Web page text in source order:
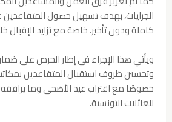
الجرايات، بهدف تسهيل حصول
كاملة ودون تأخير، خاصة مع تزايد الإقبال
ويأتي هذا الإجراء في إطار الحرص على
وتحسين ظروف استقبال المتقاعدين بمكاتب
خصوصًا مع اقتراب عيد الأضحى وما
للعائلات التونسية.